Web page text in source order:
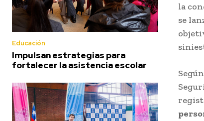
Educación
Impulsan estrategias para
fortalecer la asistencia escolar
la
se